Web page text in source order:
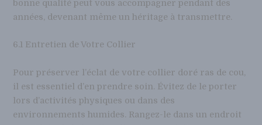
bonne qualité peut vous accompagner pendant des
années, devenant même un héritage à transmettre.
6.1 Entretien de Votre Collier
Pour préserver l’éclat de votre collier doré ras de cou,
il est essentiel d’en prendre soin. Évitez de le porter
lors d’activités physiques ou dans des
environnements humides. Rangez-le dans un endroit